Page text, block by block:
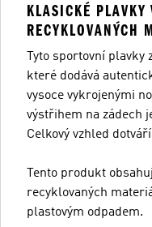
KLASICKÉ PLAVKY
RECYKLOVANÝCH
Tyto sportovní
které dodává
vysoce vykrojenými
výstřihem na zádech
Celkový vzhled
Tento produkt
recyklovaných
plastovým odpadem.